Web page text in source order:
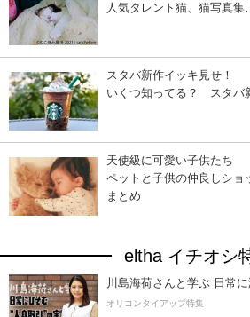
人気タレント猫、猫写真
スタバ新作イッキ見せ！
いくつ知ってる？ スタバ
天使級に可愛い子供たち
ペットと子供の仲良しショ
まとめ
eltha イチオシ
川島海荷さんと学ぶ 日常
オリコンタイアップ特集